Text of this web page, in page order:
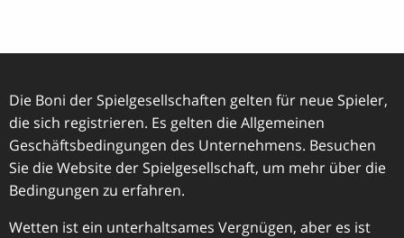
Die Boni der Spielgesellschaften gelten für neue Spieler,
die sich registrieren. Es gelten die Allgemeinen
Geschäftsbedingungen des Unternehmens. Besuchen
Sie die Website der Spielgesellschaft, um mehr über die
Bedingungen zu erfahren.
Wetten ist ein unterhaltsames Vergnügen, aber es ist